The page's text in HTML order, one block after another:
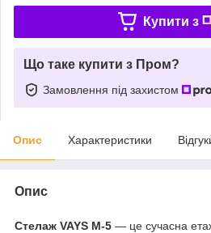
Купити з
Що таке купити з Пром?
Замовлення під захистом
Опис Характеристики
Опис
Стелаж VAYS M-5 — це сучасна